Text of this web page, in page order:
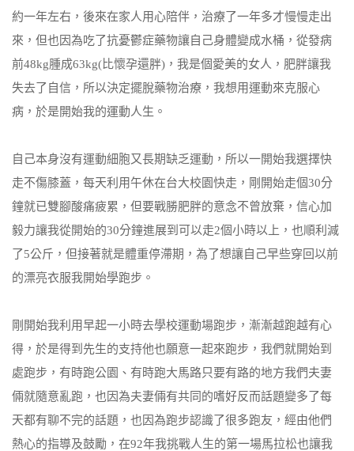
約一年左右，後來在家人用心陪伴，治療了一年多才慢慢走出
來，但也因為吃了抗憂鬱症藥物讓自己身體變成水桶，從發病
前48kg腫成63kg(比懷孕還胖)，我是個愛美的女人，肥胖讓我
失去了自信，所以決定擺脫藥物治療，我想用運動來克服心
病，於是開始我的運動人生。
自己本身沒有運動細胞又長期缺乏運動，所以一開始我選擇快
走不傷膝蓋，每天利用午休在台大校園快走，剛開始走個30分
鐘就已雙腳酸痛疲累，但要戰勝肥胖的意念不曾放棄，信心加
毅力讓我從開始的30分鐘進展到可以走2個小時以上，也順利減
了5公斤，但接著就是體重停滯期，為了想讓自己早些穿回以前
的漂亮衣服我開始學跑步。
剛開始我利用早起一小時去學校運動場跑步，漸漸越跑越有心
得，於是得到先生的支持他也願意一起來跑步，我們就開始到
處跑步，有時跑公園、有時跑大馬路只要有路的地方我們夫妻
倆就隨意亂跑，也因為夫妻倆有共同的嗜好反而話題變多了每
天都有聊不完的話題，也因為跑步認識了很多跑友，經由他們
熱心的指導及鼓勵，在92年我挑戰人生的第一場馬拉松也讓我